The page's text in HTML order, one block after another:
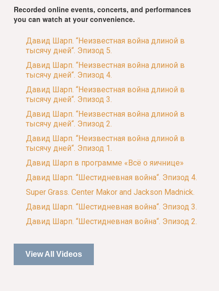
Recorded online events, concerts, and performances
you can watch at your convenience.
Давид Шарп. “Неизвестная война длиной в
тысячу дней“. Эпизод 5.
Давид Шарп. “Неизвестная война длиной в
тысячу дней“. Эпизод 4.
Давид Шарп. “Неизвестная война длиной в
тысячу дней“. Эпизод 3.
Давид Шарп. “Неизвестная война длиной в
тысячу дней“. Эпизод 2.
Давид Шарп. “Неизвестная война длиной в
тысячу дней“. Эпизод 1.
Давид Шарп в программе «Всё о яичнице»
Давид Шарп. “Шестидневная война“. Эпизод 4.
Super Grass. Center Makor and Jackson Madnick.
Давид Шарп. “Шестидневная война“. Эпизод 3.
Давид Шарп. “Шестидневная война“. Эпизод 2.
View All Videos